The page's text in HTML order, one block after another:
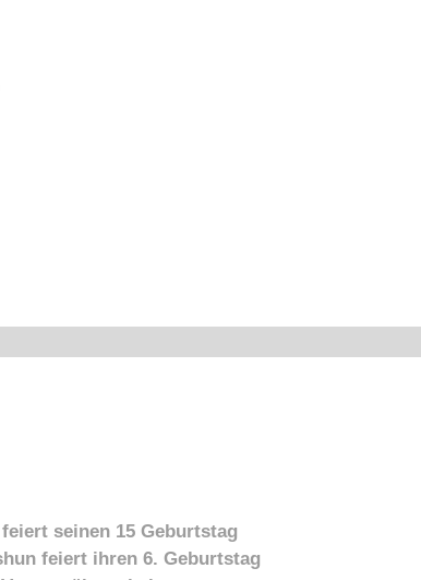
seinen 15 Geburtstag
feiert ihren 6. Geburtstag